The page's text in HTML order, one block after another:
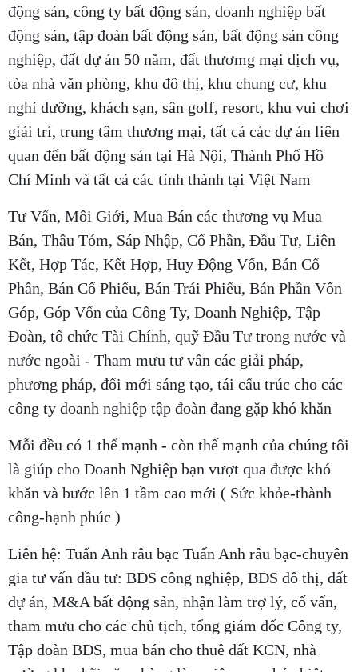
động sản, công ty bất động sản, doanh nghiệp bất
động sản, tập đoàn bất động sản, bất động sản công
nghiệp, đất dự án 50 năm, đất thươmg mại dịch vụ,
tòa nhà văn phòng, khu đô thị, khu chung cư, khu
nghỉ dưỡng, khách sạn, sân golf, resort, khu vui chơi
giải trí, trung tâm thương mại, tất cả các dự án liên
quan đến bất động sản tại Hà Nội, Thành Phố Hồ
Chí Minh và tất cả các tỉnh thành tại Việt Nam
Tư Vấn, Môi Giới, Mua Bán các thương vụ Mua
Bán, Thâu Tóm, Sáp Nhập, Cổ Phần, Đầu Tư, Liên
Kết, Hợp Tác, Kết Hợp, Huy Động Vốn, Bán Cổ
Phần, Bán Cổ Phiếu, Bán Trái Phiếu, Bán Phần Vốn
Góp, Góp Vốn của Công Ty, Doanh Nghiệp, Tập
Đoàn, tổ chức Tài Chính, quỹ Đầu Tư trong nước và
nước ngoài - Tham mưu tư vấn các giải pháp,
phương pháp, đổi mới sáng tạo, tái cấu trúc cho các
công ty doanh nghiệp tập đoàn đang gặp khó khăn
Mỗi đều có 1 thế mạnh - còn thế mạnh của chúng tôi
là giúp cho Doanh Nghiệp bạn vượt qua được khó
khăn và bước lên 1 tầm cao mới ( Sức khỏe-thành
công-hạnh phúc )
Liên hệ: Tuấn Anh râu bạc Tuấn Anh râu bạc-chuyên
gia tư vấn đầu tư: BĐS công nghiệp, BĐS đô thị, đất
dự án, M&A bất động sản, nhận làm trợ lý, cố vấn,
tham mưu cho các chủ tịch, tổng giám đốc Công ty,
Tập đoàn BĐS, mua bán cho thuê đất KCN, nhà